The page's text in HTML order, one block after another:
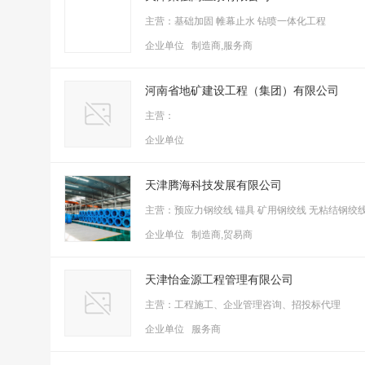
主营：基础加固 帷幕止水 钻喷一体化工程
企业单位 制造商,服务商
河南省地矿建设工程（集团）有限公司
主营：
企业单位
天津腾海科技发展有限公司
主营：预应力钢绞线 锚具 矿用钢绞线 无粘结钢绞
企业单位 制造商,贸易商
天津怡金源工程管理有限公司
主营：工程施工、企业管理咨询、招投标代理
企业单位 服务商